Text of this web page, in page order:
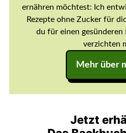
ernähren möchtest: Ich
Rezepte ohne Zucker für
du für einen
verzichten
Mehr über
Jetzt